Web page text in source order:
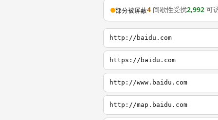
部分被屏蔽4 间歇性受扰2,992 可
http://baidu.com
https://baidu.com
http://www.baidu.com
http://map.baidu.com